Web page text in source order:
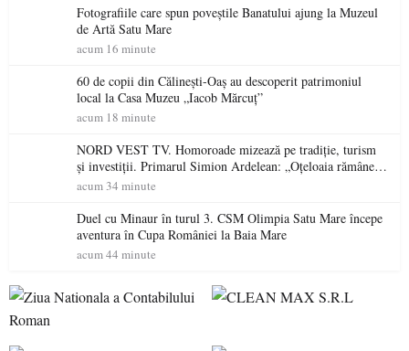
Fotografiile care spun poveștile Banatului ajung la Muzeul
de Artă Satu Mare
acum 16 minute
60 de copii din Călinești-Oaș au descoperit patrimoniul
local la Casa Muzeu „Iacob Mărcuț”
acum 18 minute
NORD VEST TV. Homoroade mizează pe tradiție, turism
și investiții. Primarul Simion Ardelean: „Oțeloaia rămâne
un brand al Codrului”
acum 34 minute
Duel cu Minaur în turul 3. CSM Olimpia Satu Mare începe
aventura în Cupa României la Baia Mare
acum 44 minute